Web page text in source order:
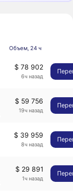
Объем, 24 ч
$ 78 902
6ч назад
$ 59 756
19ч назад
$ 39 959
8ч назад
$ 29 891
1ч назад